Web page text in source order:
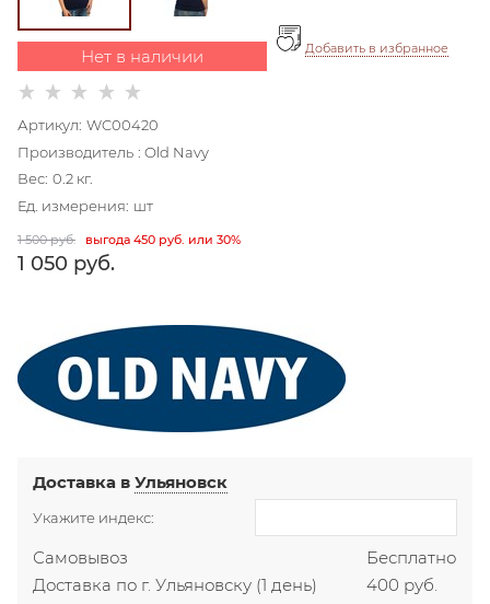
Нет в наличии Добавить в избранное
Артикул: WC00420
Производитель : Old Navy
Вес: 0.2 кг.
Ед. измерения: шт
1 500 руб.
1 050 руб.
выгода450 руб. или30%
Доставка вУльяновск
Укажите индекс:
Самовывоз
Бесплатно
Доставка по г. Ульяновску (1 день) 400 руб.